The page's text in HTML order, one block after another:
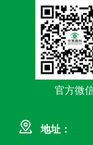
官方微
地址：